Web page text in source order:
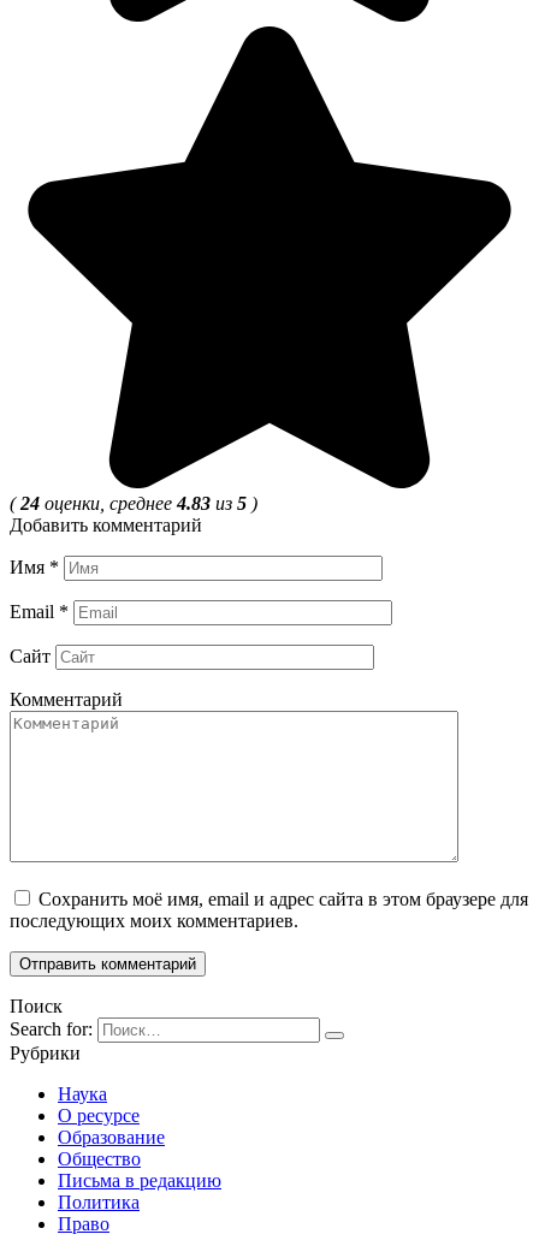
(24 оценки, среднее4.83 из 5 )
Добавить комментарий
Имя *
Email *
Сайт
Комментарий
Сохранить моё имя, email и адрес сайта в этом браузере для
последующих моих комментариев.
Поиск
Search for:
Рубрики
Наука
О ресурсе
Образование
Общество
Письма в редакцию
Политика
Право